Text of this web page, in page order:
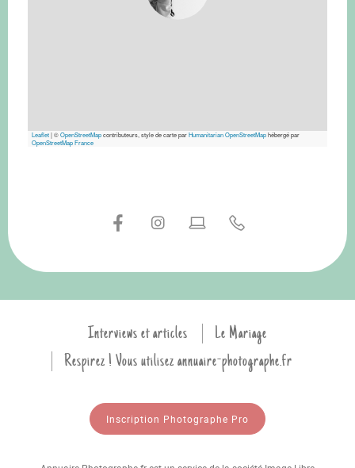
Leaflet|©OpenStreetMapcontributeurs, style de carte parHumanitarian OpenStreetMaphébergé par
OpenStreetMap France
Interviews et articles
Le Mariage
Respirez ! Vous utilisez annuaire-photographe.fr
Inscription Photographe Pro